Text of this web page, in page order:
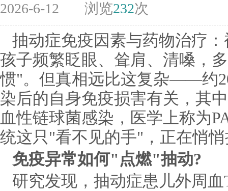
2026-6-12 浏览232次
抽动症免疫因素与药物治疗
孩子频繁眨眼、耸肩、清嗓，
惯"。但真相远比这复杂——约
染后的自身免疫损害有关，其
血性链球菌感染，医学上称为
统这只"看不见的手"，正在悄
免疫异常如何"点燃"抽动?
研究发现，抽动症患儿外周